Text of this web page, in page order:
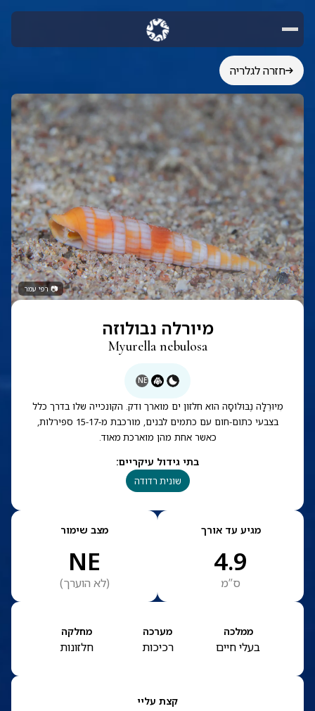
חזרה לגלריה
📷רפי עמר
מיורלה נבולוזה
Myurella nebulosa
NE
מִיוּרֵלָה נֶבּוּלוֹסָה הוא חלזון ים מוארך ודק. הקונכייה שלו בדרך כלל
בצבעי כתום-חום עם כתמים לבנים, מורכבת מ‑15-17 ספירלות,
כאשר אחת מהן מוארכת מאוד.
בתי גידול עיקריים:
שונית רדודה
מגיע עד אורך
4.9
ס”מ
מצב שימור
NE
(לא הוערך)
ממלכה
בעלי חיים
מערכה
רכיכות
מחלקה
חלזונות
קצת עליי